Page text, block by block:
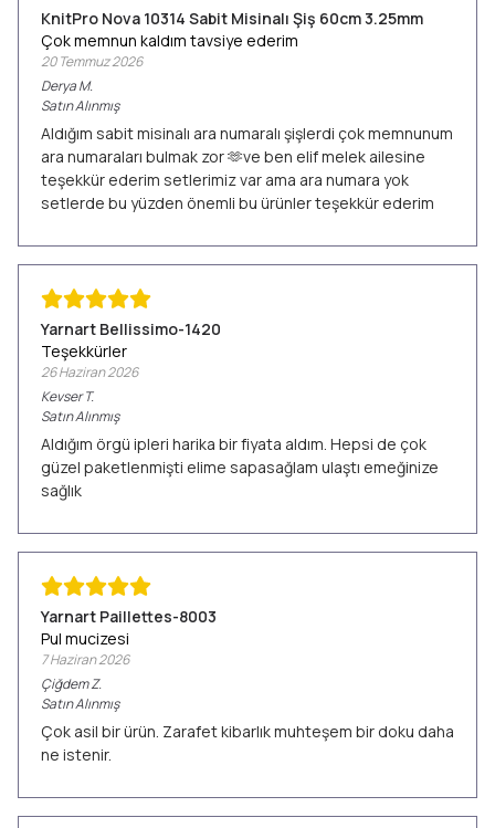
KnitPro Nova 10314 Sabit Misinalı Şiş 60cm 3.25mm
Çok memnun kaldım tavsiye ederim
20 Temmuz 2026
DeryaM.
Satın Alınmış
Aldığım sabit misinalı ara numaralı şişlerdi çok memnunum
ara numaraları bulmak zor 🫶ve ben elif melek ailesine
teşekkür ederim setlerimiz var ama ara numara yok
setlerde bu yüzden önemli bu ürünler teşekkür ederim
Yarnart Bellissimo-1420
Teşekkürler
26 Haziran 2026
Kevser T.
Satın Alınmış
Aldığım örgü ipleri harika bir fiyata aldım. Hepsi de çok
güzel paketlenmişti elime sapasağlam ulaştı emeğinize
sağlık
Yarnart Paillettes-8003
Pul mucizesi
7 Haziran 2026
ÇiğdemZ.
Satın Alınmış
Çok asil bir ürün. Zarafet kibarlık muhteşem bir doku daha
ne istenir.